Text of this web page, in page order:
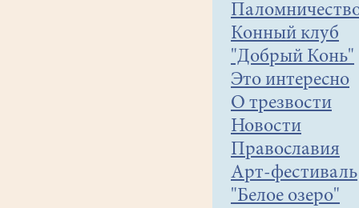
Конный клуб
"Добрый Конь"
Это интересно
О трезвости
Новости
Православия
Арт-фестиваль
"Белое озеро"